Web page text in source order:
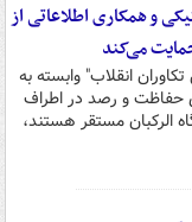
و همکاری اطلاعاتی از
می‌کند
انقلاب" وابسته به
حفاظت و رصد در اطراف
الرکبان مستقر هستند،